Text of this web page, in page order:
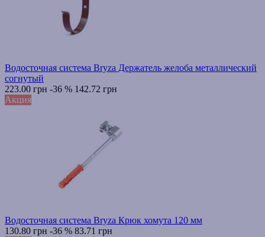
Водосточная система Bryza Держатель желоба металлический
согнутый
223.00 грн -36 % 142.72 грн
Акция
Водосточная система Bryza Крюк хомута 120 мм
130.80 грн -36 % 83.71 грн